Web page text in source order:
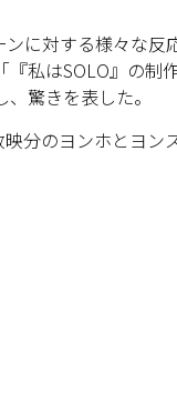
に対する様々な反
私はSOLO』の制
驚きを表した。
分のヨンホとヨン